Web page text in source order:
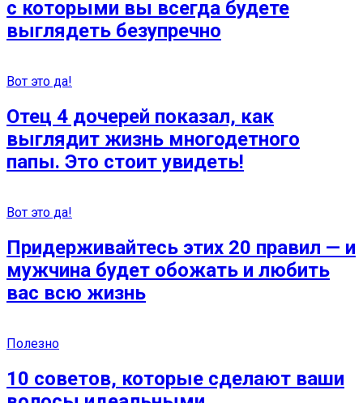
с которыми вы всегда будете
выглядеть безупречно
Вот это да!
Отец 4 дочерей показал, как
выглядит жизнь многодетного
папы. Это стоит увидеть!
Вот это да!
Придерживайтесь этих 20 правил — и
мужчина будет обожать и любить
вас всю жизнь
Полезно
10 советов, которые сделают ваши